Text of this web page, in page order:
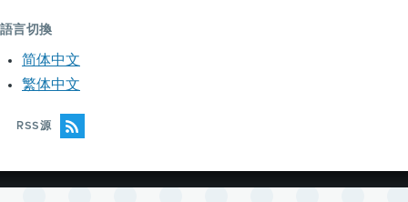
語言切換
简体中文
繁体中文
RSS源